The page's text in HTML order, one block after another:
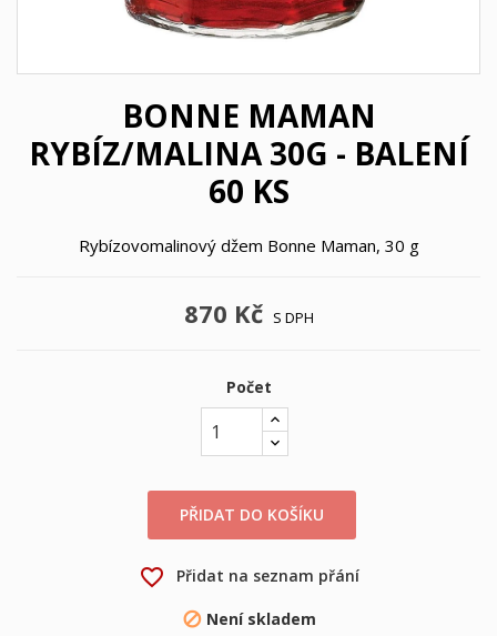
BONNE MAMAN
RYBÍZ/MALINA 30G - BALENÍ
60 KS
Rybízovomalinový džem Bonne Maman, 30 g
870 Kč S DPH
Počet
PŘIDAT DO KOŠÍKU
favorite_border Přidat na seznam přání
 Není skladem
Vytvořit seznam přání
Přihlásit se